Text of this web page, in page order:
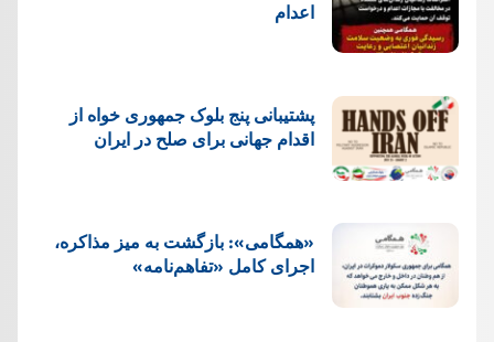
اعدام
پشتيبانی پنج بلوک جمهوری خواه از
اقدام جهانی برای صلح در ایران
«همگامی»: بازگشت به میز مذاکره،
اجرای کامل «تفاهم‌نامه»